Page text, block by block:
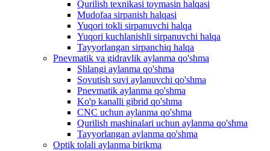
Qurilish texnikasi toymasin halqasi
Mudofaa sirpanish halqasi
Yuqori tokli sirpanuvchi halqa
Yuqori kuchlanishli sirpanuvchi halqa
Tayyorlangan sirpanchiq halqa
Pnevmatik va gidravlik aylanma qo'shma
Shlangi aylanma qo'shma
Sovutish suvi aylanuvchi qo'shma
Pnevmatik aylanma qo'shma
Ko'p kanalli gibrid qo'shma
CNC uchun aylanma qo'shma
Qurilish mashinalari uchun aylanma qo'shma
Tayyorlangan aylanma qo'shma
Optik tolali aylanma birikma